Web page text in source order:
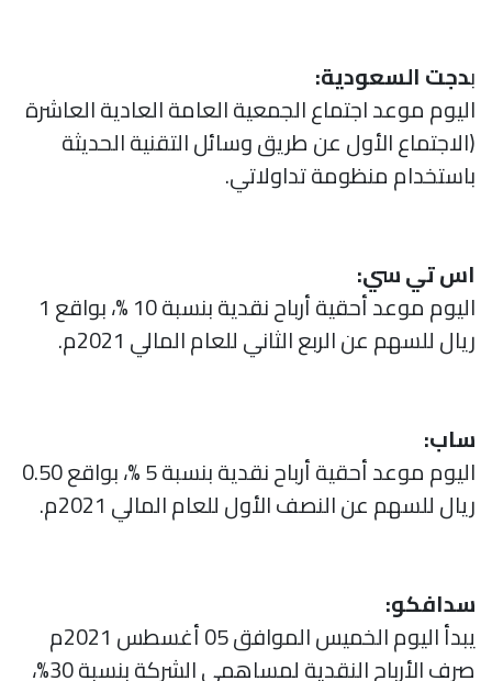
بدجت السعودية:
اليوم موعد اجتماع الجمعية العامة العادية العاشرة
(الاجتماع الأول عن طريق وسائل التقنية الحديثة
باستخدام منظومة تداولاتي.
اس تي سي:
اليوم موعد أحقية أرباح نقدية بنسبة 10 %، بواقع 1
ريال للسهم عن الربع الثاني للعام المالي 2021م.
ساب:
اليوم موعد أحقية أرباح نقدية بنسبة 5 %، بواقع 0.50
ريال للسهم عن النصف الأول للعام المالي 2021م.
سدافكو:
يبدأ اليوم الخميس الموافق 05 أغسطس 2021م
صرف الأرباح النقدية لمساهمي الشركة بنسبة 30%،